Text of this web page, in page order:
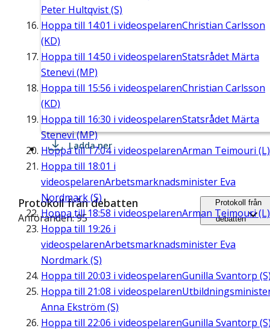
Peter Hultqvist (S)
Hoppa till 14:01 i videospelarenChristian Carlsson
(KD)
Hoppa till 14:50 i videospelarenStatsrådet Märta
Stenevi (MP)
Hoppa till 15:56 i videospelarenChristian Carlsson
(KD)
Hoppa till 16:30 i videospelarenStatsrådet Märta
Stenevi (MP)
Hoppa till17:04i videospelarenArman Teimouri (L)
Hoppa till 18:01 i
videospelarenArbetsmarknadsminister Eva
Nordmark (S)
Hoppa till18:58 i videospelarenArman Teimouri (L)
Hoppa till 19:26 i
videospelarenArbetsmarknadsminister Eva
Nordmark (S)
Hoppa till 20:03 i videospelarenGunilla Svantorp
Hoppa till 21:08 i videospelaren
Anna Ekström (S)
Hoppa till 22:06 i videospelarenGunilla Svantorp
Ladda ner
Protokoll från debatten
Anföranden: 95
Protokoll från
debatten